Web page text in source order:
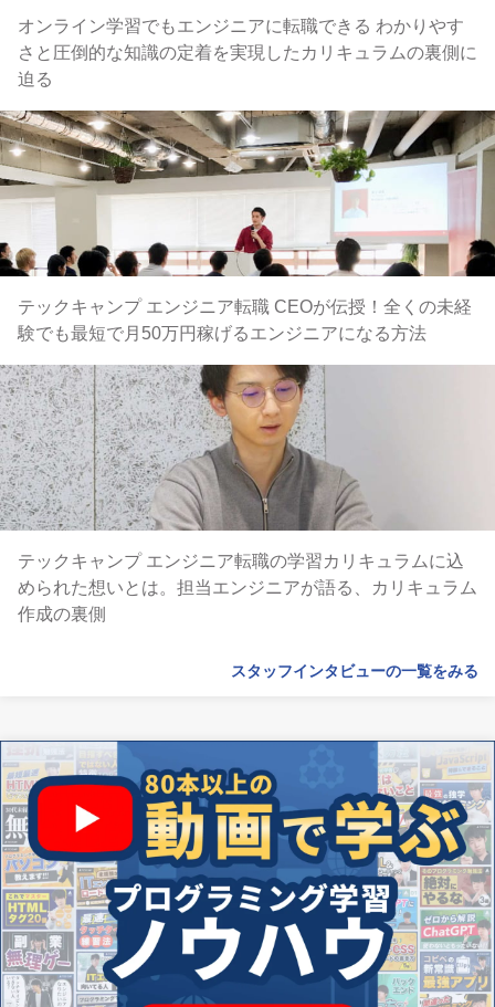
オンライン学習でもエンジニアに転職できる わかりやす
さと圧倒的な知識の定着を実現したカリキュラムの裏側に
迫る
テックキャンプ エンジニア転職 CEOが伝授！全くの未経
験でも最短で月50万円稼げるエンジニアになる方法
テックキャンプ エンジニア転職の学習カリキュラムに込
められた想いとは。担当エンジニアが語る、カリキュラム
作成の裏側
スタッフインタビューの一覧をみる